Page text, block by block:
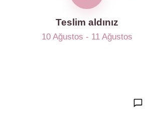
Teslim aldınız
10 Ağustos - 11 Ağustos